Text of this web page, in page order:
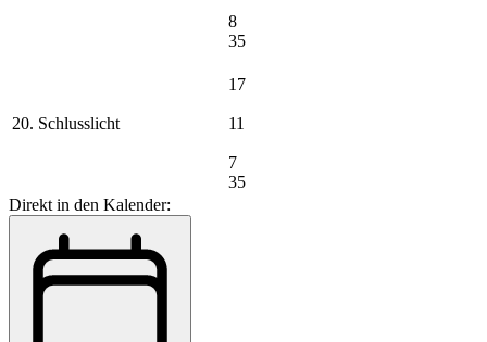
8
35
20. Schlusslicht
17
11
7
35
Direkt in den Kalender: